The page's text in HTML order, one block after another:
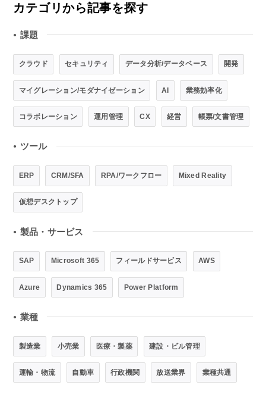
カテゴリから記事を探す
● 課題
クラウド セキュリティ データ分析/データベース 開発
マイグレーション/モダナイゼーション AI 業務効率化
コラボレーション 運用管理 CX 経営 帳票/文書管理
● ツール
ERP CRM/SFA RPA/ワークフロー Mixed Reality
仮想デスクトップ
● 製品・サービス
SAP Microsoft 365 フィールドサービス AWS
Azure Dynamics 365 Power Platform
● 業種
製造業 小売業 医療・製薬 建設・ビル管理
運輸・物流 自動車 行政機関 放送業界 業種共通